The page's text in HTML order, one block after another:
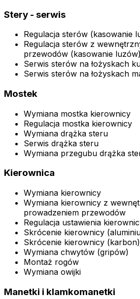
Stery - serwis
Regulacja sterów (kasowanie
Regulacja sterów z
przewodów (kasowanie luzów)
Serwis sterów na łożyskach
Serwis sterów na łożyskach
Mostek
Wymiana mostka kierownicy
Regulacja mostka kierownicy
Wymiana drążka steru
Serwis drążka steru
Wymiana przegubu drążka
Kierownica
Wymiana kierownicy
Wymiana kierownicy z
prowadzeniem przewodów
Regulacja ustawienia
Skrócenie kierownicy
Skrócenie kierownicy (karbon)
Wymiana chwytów (gripów)
Montaż rogów
Wymiana owijki
Manetki i klamkomanetki